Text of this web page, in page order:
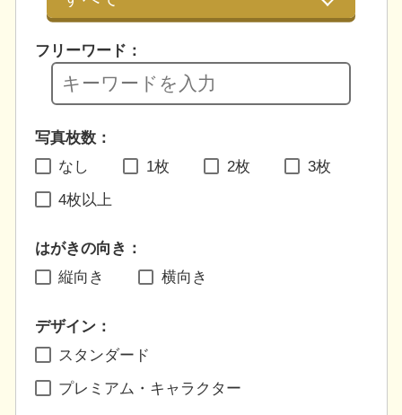
フリーワード：
写真枚数：
なし
1枚 2枚 3枚
4枚以上
はがきの向き：
縦向き
横向き
デザイン：
スタンダード
プレミアム・キャラクター